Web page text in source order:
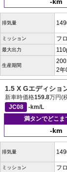
-km
排気量
ミッション フ
最大出力
生産期間
2年
1.5 X Gエディショ
新車時価格159.8万円(
JC08
-km/L
満タンでどこま
-km
排気量
ミッション フ